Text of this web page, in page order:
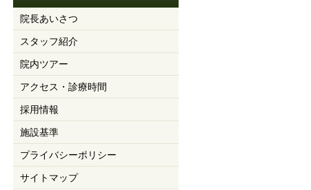
院長あいさつ
スタッフ紹介
院内ツアー
アクセス・診療時間
採用情報
施設基準
プライバシーポリシー
サイトマップ